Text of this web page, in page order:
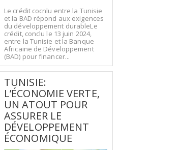
Le crédit cocnlu entre la Tunisie
et la BAD répond aux exigences
du développement durableLe
crédit, conclu le 13 juin 2024,
entre la Tunisie et la Banque
Africaine de Développement
(BAD) pour financer...
TUNISIE:
L’ÉCONOMIE VERTE,
UN ATOUT POUR
ASSURER LE
DÉVELOPPEMENT
ÉCONOMIQUE